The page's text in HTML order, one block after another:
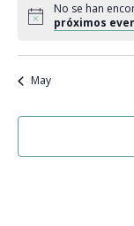
No se han
próximos
May